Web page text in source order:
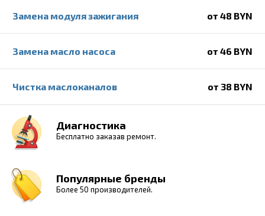
Замена модуля зажигания от 48 BYN
Замена масло насоса от 46 BYN
Чистка маслоканалов от 38 BYN
Диагностика
Бесплатно заказав ремонт.
Популярные бренды
Более 50 производителей.